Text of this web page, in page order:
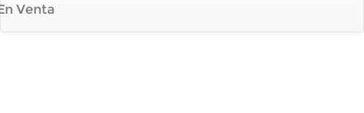
Venta